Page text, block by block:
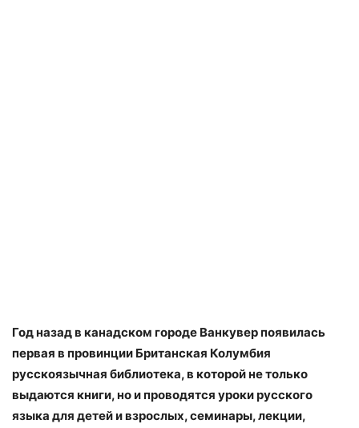
Год назад в канадском городе Ванкувер появилась
первая в провинции Британская Колумбия
русскоязычная библиотека, в которой не только
выдаются книги, но и проводятся уроки русского
языка для детей и взрослых, семинары, лекции,